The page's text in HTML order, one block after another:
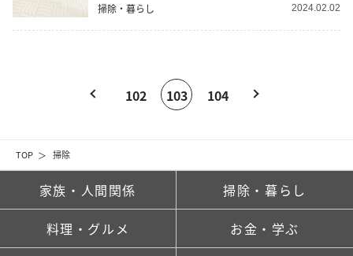
TOP 掃除
掃除・暮らし 2024.02.02
102 103 104
家族・人間関係 掃除・暮らし
料理・グルメ お金・学ぶ